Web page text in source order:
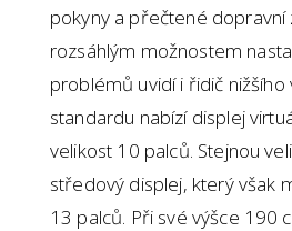
pokyny a přečtené dopravní
rozsáhlým možnostem
problémů uvidí i řidič nižšího
standardu nabízí displej
velikost 10 palců. Stejnou
středový displej, který však
13 palců. Při své výšce 190